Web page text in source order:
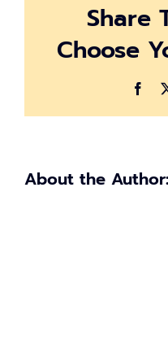
Share
Choose
About the Author: